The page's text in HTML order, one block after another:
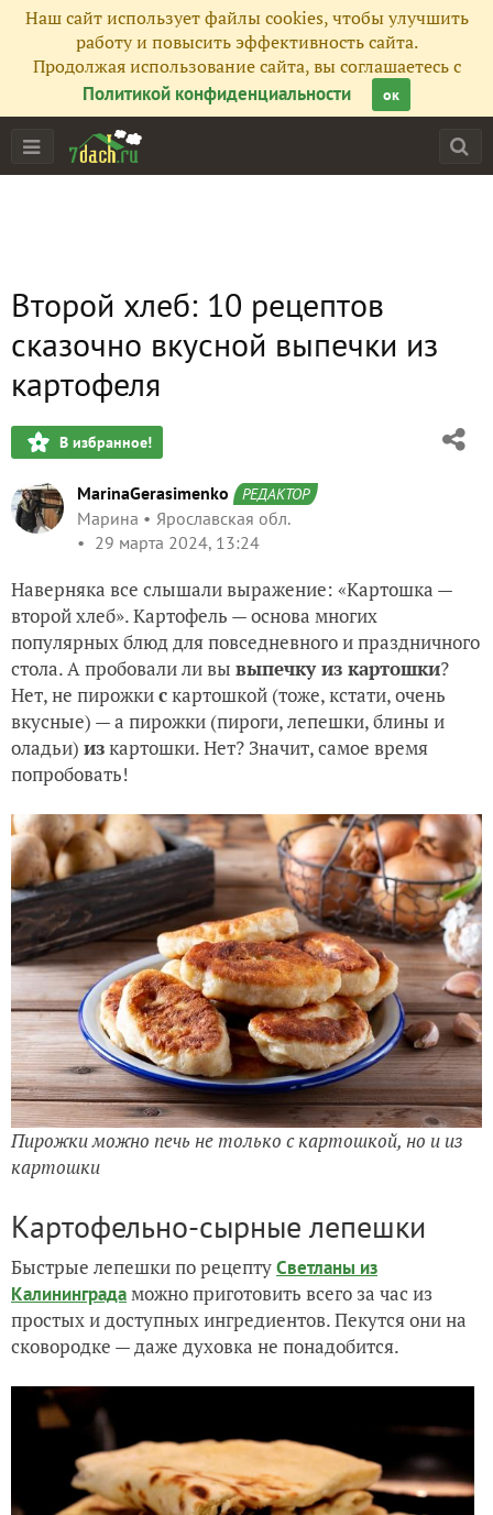
Наш сайт использует файлы cookies, чтобы улучшить
работу и повысить эффективность сайта.
Продолжая использование сайта, вы соглашаетесь с
Политикой конфиденциальности
ок
Второй хлеб: 10 рецептов
сказочно вкусной выпечки из
картофеля
В избранное!
MarinaGerasimenko РЕДАКТОР
Марина
Ярославская обл.
29 марта 2024, 13:24
Наверняка все слышали выражение: «Картошка —
второй хлеб». Картофель — основа многих
популярных блюд для повседневного и праздничного
стола. А пробовали ли вы выпечку из картошки?
Нет, не пирожкискартошкой (тоже, кстати, очень
вкусные) — а пирожки (пироги, лепешки, блины и
оладьи) изкартошки. Нет? Значит, самое время
попробовать!
Пирожки можно печь не только с картошкой, но и из
картошки
Картофельно-сырные лепешки
Быстрые лепешки по рецептуСветланы из
Калининградаможно приготовить всего за час из
простых и доступных ингредиентов. Пекутся они на
сковородке — даже духовка не понадобится.